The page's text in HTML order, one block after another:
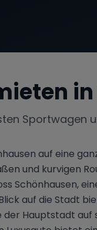
in
Sportwagen
auf eine
und kurvigen
Schönhausen,
auf die Stadt
Hauptstadt